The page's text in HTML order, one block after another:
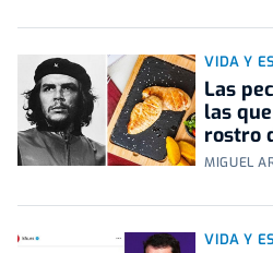
VIDA Y
Las
las
rostro
MIGUEL
VIDA Y